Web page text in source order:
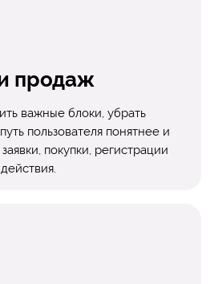
продаж
важные блоки, убрать
пользователя понятнее и
покупки, регистрации